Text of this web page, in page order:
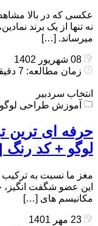
عکسی که در بالا
نه تنها از یک برند
میرساند. […]
زمان مطالعه: 7 دقیقه
انتخاب سردبیر
آموزش طراحی
حرفه ای ترین
لوگو + کد
مغز ما نسبت به
این عضو شگفت انگیز،
مکانیسم های […]